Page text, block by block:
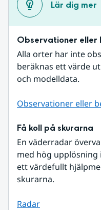
Lär dig mer
Observationer eller
Alla orter har inte
beräknas ett värde
och modelldata.
Observationer eller
Få koll på skurarna
En väderradar
med hög upplösning
ett värdefullt
skurarna.
Radar